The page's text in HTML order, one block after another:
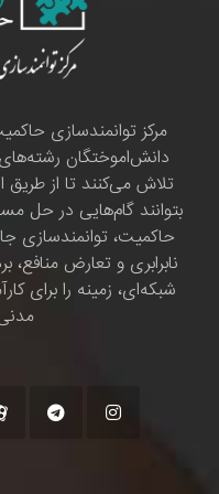
مرکز توانمندسازی
دانش‌اموختگان
تلاش می‌کنند تا از
بتوانند گام‌هایی در حل
حاکمیت، توانمندسازی
نابرابری و تعارض
شبکه‌ای، زمینه را برای